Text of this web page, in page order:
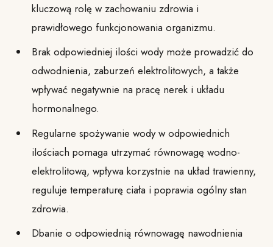
kluczową rolę w zachowaniu zdrowia i
prawidłowego funkcjonowania organizmu.
Brak odpowiedniej ilości wody może prowadzić do
odwodnienia, zaburzeń elektrolitowych, a także
wpływać negatywnie na pracę nerek i układu
hormonalnego.
Regularne spożywanie wody w odpowiednich
ilościach pomaga utrzymać równowagę wodno-
elektrolitową, wpływa korzystnie na układ trawienny,
reguluje temperaturę ciała i poprawia ogólny stan
zdrowia.
Dbanie o odpowiednią równowagę nawodnienia